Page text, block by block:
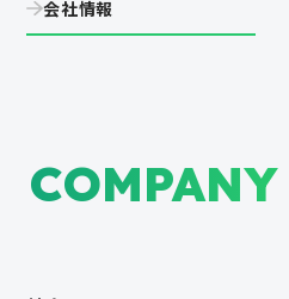
会社情報
COMPANY